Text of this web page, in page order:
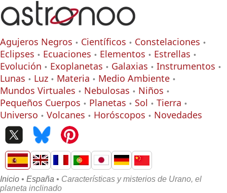
Agujeros Negros Científicos
Constelaciones
Eclipses
Ecuaciones Elementos
Estrellas
Evolución
Exoplanetas Galaxias
Instrumentos
Lunas
Luz Materia
Medio Ambiente
Mundos Virtuales
Nebulosas
Niños
Pequeños Cuerpos
Planetas Sol
Tierra
Universo
Volcanes Horóscopos Novedades
Inicio • España • Características y misterios de Urano, el
planeta inclinado